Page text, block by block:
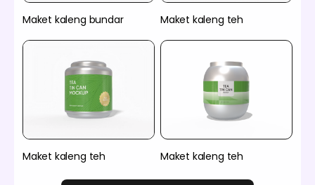
Maket kaleng bundar Maket kaleng teh
Maket kaleng teh Maket kaleng teh